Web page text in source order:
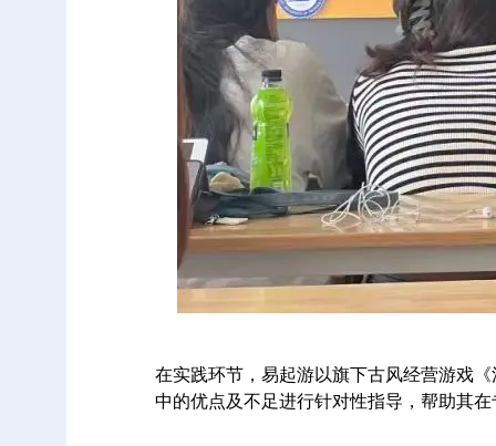
在实践环节，易起游以旗下古风经营游戏
中的优点及不足进行针对性指导，帮助其